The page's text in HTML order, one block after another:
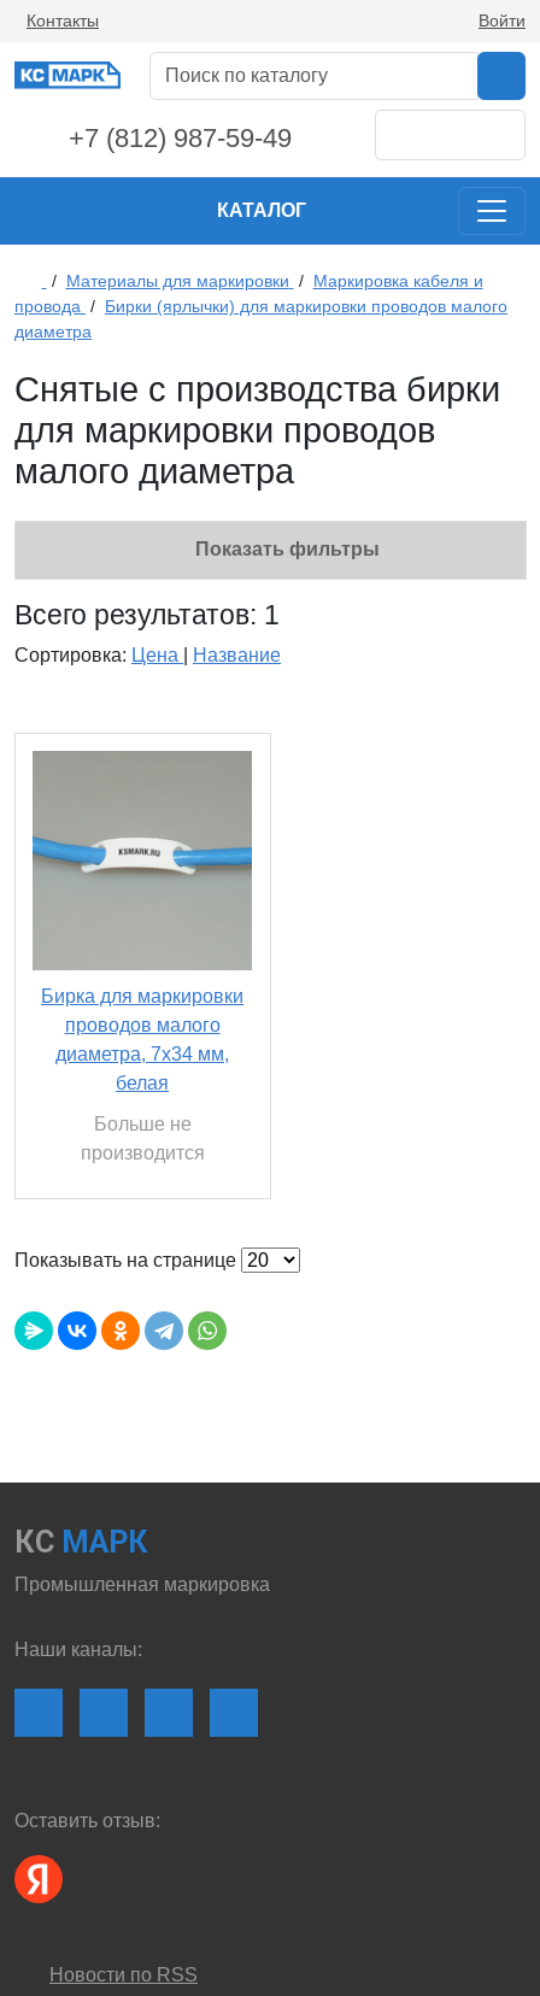
Контакты Войти
+7 (812) 987-59-49
КАТАЛОГ
/ Материалы для маркировки / Маркировка кабеля и
провода / Бирки (ярлычки) для маркировки проводов малого
диаметра
Снятые с производства бирки
для маркировки проводов
малого диаметра
Показать фильтры
Всего результатов: 1
Сортировка: Цена Название
Бирка для маркировки
проводов малого
диаметра, 7х34 мм,
белая
Больше не
производится
Показывать на странице
КС МАРК
Промышленная маркировка
Наши каналы:
Оставить отзыв:
Новости по RSS